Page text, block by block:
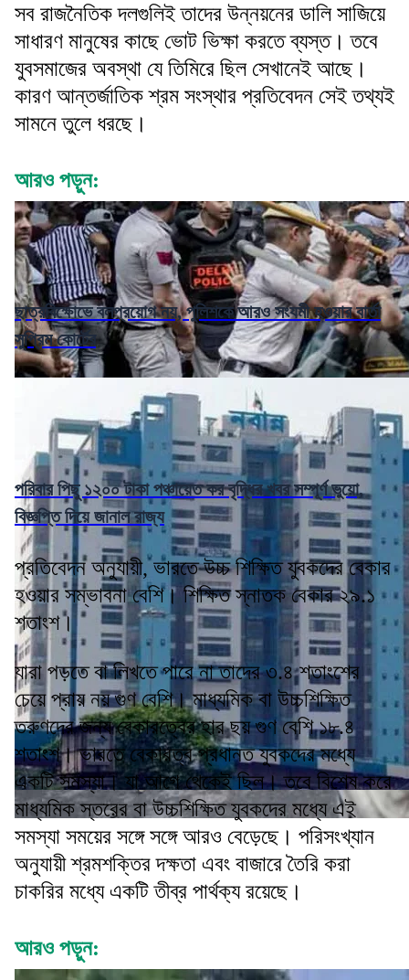
সব রাজনৈতিক দলগুলিই তাদের উন্নয়নের ডালি সাজিয়ে
সাধারণ মানুষের কাছে ভোট ভিক্ষা করতে ব্যস্ত। তবে
যুবসমাজের অবস্থা যে তিমিরে ছিল সেখানেই আছে।
কারণ আন্তর্জাতিক শ্রম সংস্থার প্রতিবেদন সেই তথ্যই
সামনে তুলে ধরছে।
আরও পড়ুন:
ছাত্রবিক্ষোভে বলপ্রয়োগ নয়, পুলিশকে আরও সংযমী হওয়ার বার্তা
সুপ্রিম কোর্টের
পরিবার পিছু ১২০০ টাকা পঞ্চায়েত কর বৃদ্ধির খবর সম্পূর্ণ ভুয়ো,
বিজ্ঞপ্তি দিয়ে জানাল রাজ্য
প্রতিবেদন অনুযায়ী, ভারতে উচ্চ শিক্ষিত যুবকদের বেকার
হওয়ার সম্ভাবনা বেশি। শিক্ষিত স্নাতক বেকার ২৯.১
শতাংশ।
যারা পড়তে বা লিখতে পারে না তাদের ৩.৪ শতাংশের
চেয়ে প্রায় নয় গুণ বেশি। মাধ্যমিক বা উচ্চশিক্ষিত
তরুণদের জন্য বেকারত্বের হার ছয় গুণ বেশি ১৮.৪
শতাংশ। ভারতে বেকারত্ব প্রধানত যুবকদের মধ্যে
একটি সমস্যা। যা আগে থেকেই ছিল। তবে বিশেষ করে
মাধ্যমিক স্তরের বা উচ্চশিক্ষিত যুবকদের মধ্যে এই
সমস্যা সময়ের সঙ্গে সঙ্গে আরও বেড়েছে। পরিসংখ্যান
অনুযায়ী শ্রমশক্তির দক্ষতা এবং বাজারে তৈরি করা
চাকরির মধ্যে একটি তীব্র পার্থক্য রয়েছে।
আরও পড়ুন: